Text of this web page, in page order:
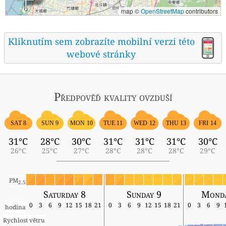
map ©OpenStreetMapcontributors
Kliknutím sem zobrazíte mobilní verzi této
webové stránky
Předpověď kvality ovzduší
SAT 8
31°C
26°C
SUN 9
28°C
25°C
MON 10
30°C
27°C
TUE 11
31°C
28°C
WED 12
31°C
28°C
THU 13
31°C
28°C
FRI 14
30°C
29°C
PM2.5
Saturday 8 Sunday 9
hodina 0 3 6 9 12 15 18 21 0 3 6 9 12 15 18 21 0 3 6 9
Rychlost větru